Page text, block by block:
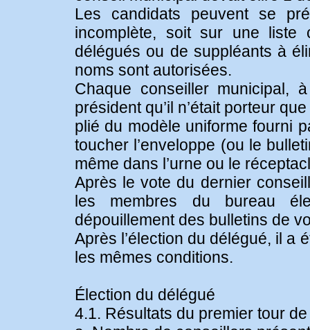
Les candidats peuvent se
incomplète, soit sur une liste
délégués ou de suppléants à
noms sont autorisées.
Chaque conseiller municipal,
président qu’il n’était porteur
plié du modèle uniforme fourni
toucher l’enveloppe (ou le
même dans l’urne ou le
Après le vote du dernier
les membres du bureau
dépouillement des bulletins de
Après l’élection du délégué, il a
les mêmes conditions.
Élection du délégué
4.1. Résultats du premier tour